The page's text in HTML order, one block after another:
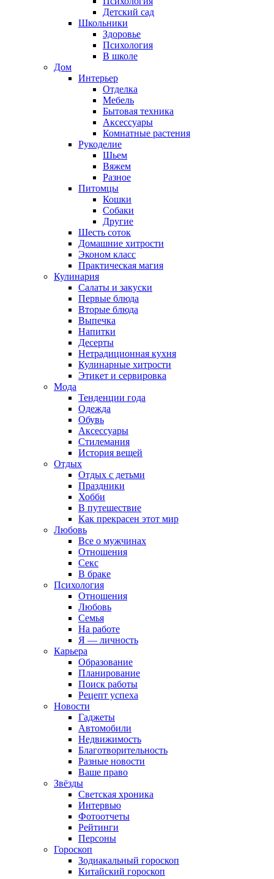
Детский сад
Школьники
Здоровье
Психология
В школе
Дом
Интерьер
Отделка
Мебель
Бытовая техника
Аксессуары
Комнатные растения
Рукоделие
Шьем
Вяжем
Разное
Питомцы
Кошки
Собаки
Другие
Шесть соток
Домашние хитрости
Эконом класс
Практическая магия
Кулинария
Салаты и закуски
Первые блюда
Вторые блюда
Выпечка
Напитки
Десерты
Нетрадиционная кухня
Кулинарные хитрости
Этикет и сервировка
Мода
Тенденции года
Одежда
Обувь
Аксессуары
Стилемания
История вещей
Отдых
Отдых с детьми
Праздники
Хобби
В путешествие
Как прекрасен этот мир
Любовь
Все о мужчинах
Отношения
Секс
В браке
Психология
Отношения
Любовь
Семья
На работе
Я — личность
Карьера
Образование
Планирование
Поиск работы
Рецепт успеха
Новости
Гаджеты
Автомобили
Недвижимость
Благотворительность
Разные новости
Ваше право
Звёзды
Светская хроника
Интервью
Фотоотчеты
Рейтинги
Персоны
Гороскоп
Зодиакальный гороскоп
Китайский гороскоп